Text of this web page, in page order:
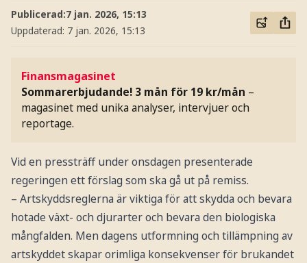
Publicerad:7 jan. 2026, 15:13
Uppdaterad: 7 jan. 2026, 15:13
Finansmagasinet
Sommarerbjudande! 3 mån för 19 kr/mån –
magasinet med unika analyser, intervjuer och
reportage.
Vid en pressträff under onsdagen presenterade
regeringen ett förslag som ska gå ut på remiss.
– Artskyddsreglerna är viktiga för att skydda och bevara
hotade växt- och djurarter och bevara den biologiska
mångfalden. Men dagens utformning och tillämpning av
artskyddet skapar orimliga konsekvenser för brukandet